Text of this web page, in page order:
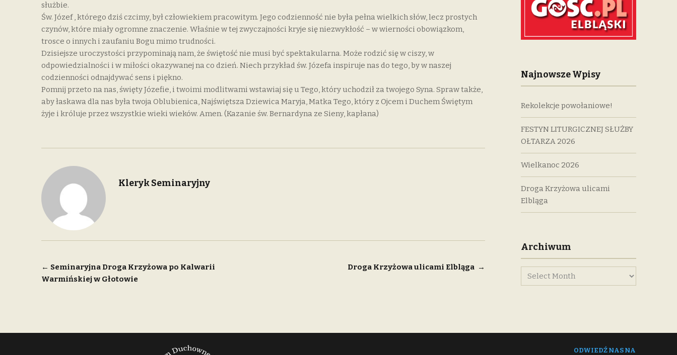
służbie.
Św. Józef , którego dziś czcimy, był człowiekiem pracowitym. Jego codzienność nie była pełna wielkich słów, lecz prostych
czynów, które miały ogromne znaczenie. Właśnie w tej zwyczajności kryje się niezwykłość – w wierności obowiązkom,
trosce o innych i zaufaniu Bogu mimo trudności.
Dzisiejsze uroczystości przypominają nam, że świętość nie musi być spektakularna. Może rodzić się w ciszy, w
odpowiedzialności i w miłości okazywanej na co dzień. Niech przykład św. Józefa inspiruje nas do tego, by w naszej
codzienności odnajdywać sens i piękno.
Pomnij przeto na nas, święty Józefie, i twoimi modlitwami wstawiaj się u Tego, który uchodził za twojego Syna. Spraw także,
aby łaskawa dla nas była twoja Oblubienica, Najświętsza Dziewica Maryja, Matka Tego, który z Ojcem i Duchem Świętym
żyje i króluje przez wszystkie wieki wieków. Amen. (Kazanie św. Bernardyna ze Sieny, kapłana)
Kleryk Seminaryjny
Nawigacja
wpisu
← Seminaryjna Droga Krzyżowa po Kalwarii
Warmińskiej w Głotowie
Droga Krzyżowa ulicami Elbląga →
Najnowsze Wpisy
Rekolekcje powołaniowe!
FESTYN LITURGICZNEJ SŁUŻBY
OŁTARZA 2026
Wielkanoc 2026
Droga Krzyżowa ulicami
Elbląga
Archiwum
ODWIEDŹ NAS NA